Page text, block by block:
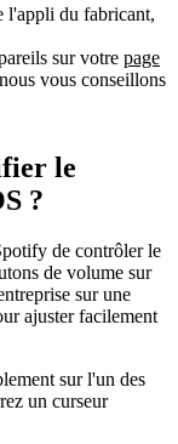
l'appli du fabricant,
sur votre page
vous conseillons
le
?
de contrôler le
de volume sur
sur une
ajuster facilement
sur l'un des
un curseur